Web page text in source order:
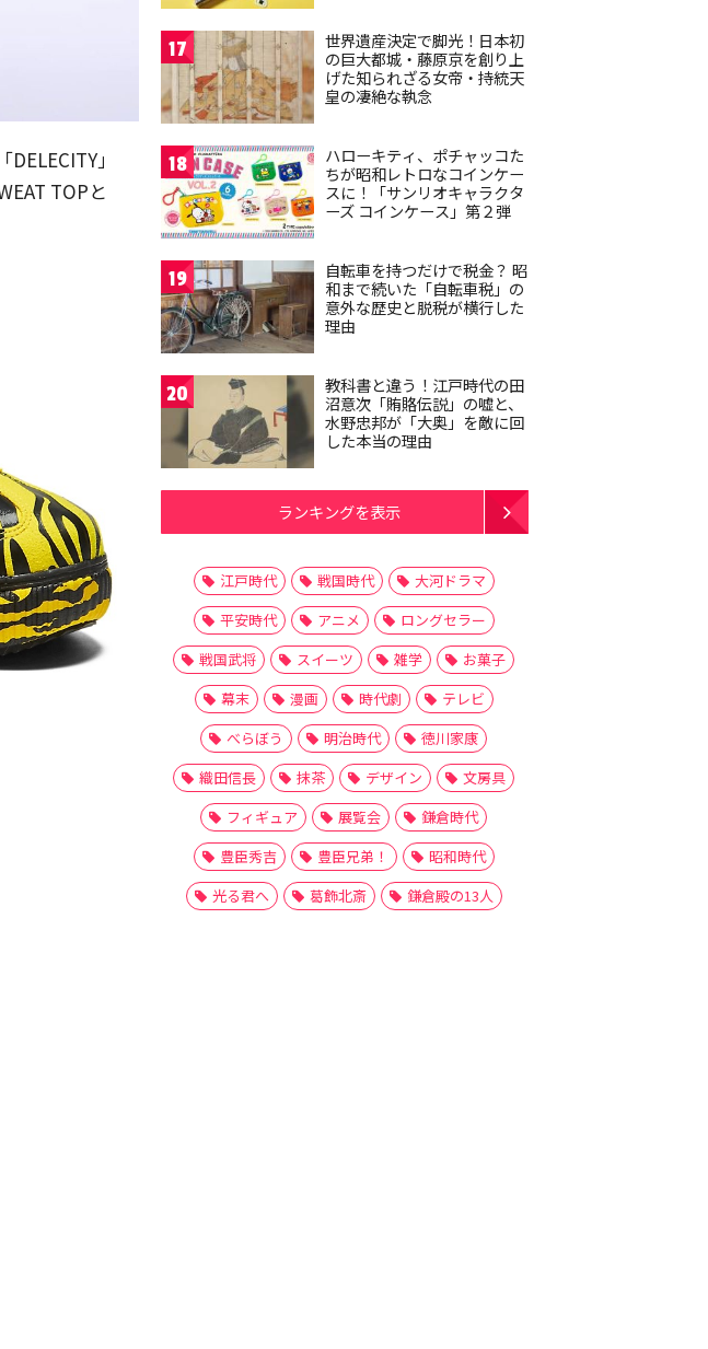
」
TOPと
17
世界遺産決定で脚光！日本初
の巨大都城・藤原京を創り上
げた知られざる女帝・持統天
皇の凄絶な執念
18
ハローキティ、ポチャッコた
ちが昭和レトロなコインケー
スに！「サンリオキャラクタ
ーズ コインケース」第２弾
19
自転車を持つだけで税金？ 昭
和まで続いた「自転車税」の
意外な歴史と脱税が横行した
理由
20
教科書と違う！江戸時代の田
沼意次「賄賂伝説」の嘘と、
水野忠邦が「大奥」を敵に回
した本当の理由
ランキングを表示
江戸時代 戦国時代
大河ドラマ
平安時代
アニメ
ロングセラー
戦国武将
スイーツ 雑学
お菓子
幕末
漫画 時代劇
テレビ
べらぼう
明治時代
徳川家康
織田信長
抹茶 デザイン
文房具
フィギュア
展覧会
鎌倉時代
豊臣秀吉
豊臣兄弟！
昭和時代
光る君へ
葛飾北斎 鎌倉殿の13人